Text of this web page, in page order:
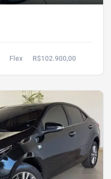
Flex R$102.900,00